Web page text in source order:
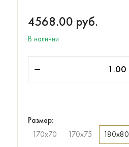
4568.00 руб.
В наличии
Размер:
170х70
170х75 180х80